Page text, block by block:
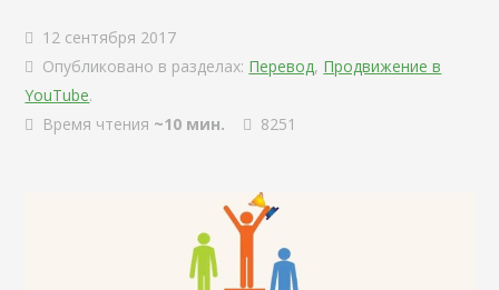
12 сентября 2017
Опубликовано в разделах: Перевод, Продвижение в
YouTube.
Время чтения ~10 мин. 8251